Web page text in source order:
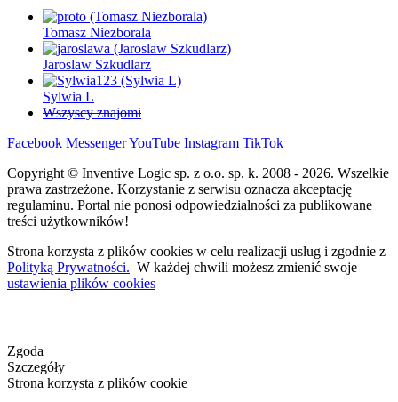
Tomasz Niezborala
Jaroslaw Szkudlarz
Sylwia L
Wszyscy znajomi
Facebook MessengerYouTube Instagram TikTok
Copyright © Inventive Logic sp. z o.o. sp. k. 2008 - 2026. Wszelkie
prawa zastrzeżone. Korzystanie z serwisu oznacza akceptację
regulaminu. Portal nie ponosi odpowiedzialności za publikowane
treści użytkowników!
Strona korzysta z plików cookies w celu realizacji usług i zgodnie z
Polityką Prywatności. W każdej chwili możesz zmienić swoje
ustawienia plików cookies
Zgoda
Szczegóły
Strona korzysta z plików cookie